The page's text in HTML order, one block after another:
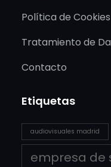
Política de Cookies
Tratamiento de
Contacto
Etiquetas
audiovisuales madrid
empresa de